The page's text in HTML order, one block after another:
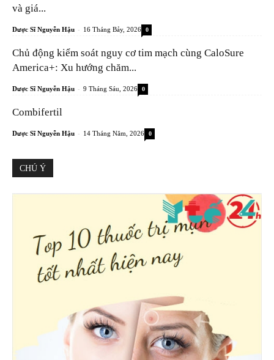
và giá...
Dược Sĩ Nguyễn Hậu - 16 Tháng Bảy, 2026 0
Chủ động kiểm soát nguy cơ tim mạch cùng CaloSure
America+: Xu hướng chăm...
Dược Sĩ Nguyễn Hậu - 9 Tháng Sáu, 2026 0
Combifertil
Dược Sĩ Nguyễn Hậu - 14 Tháng Năm, 2026 0
CHÚ Ý